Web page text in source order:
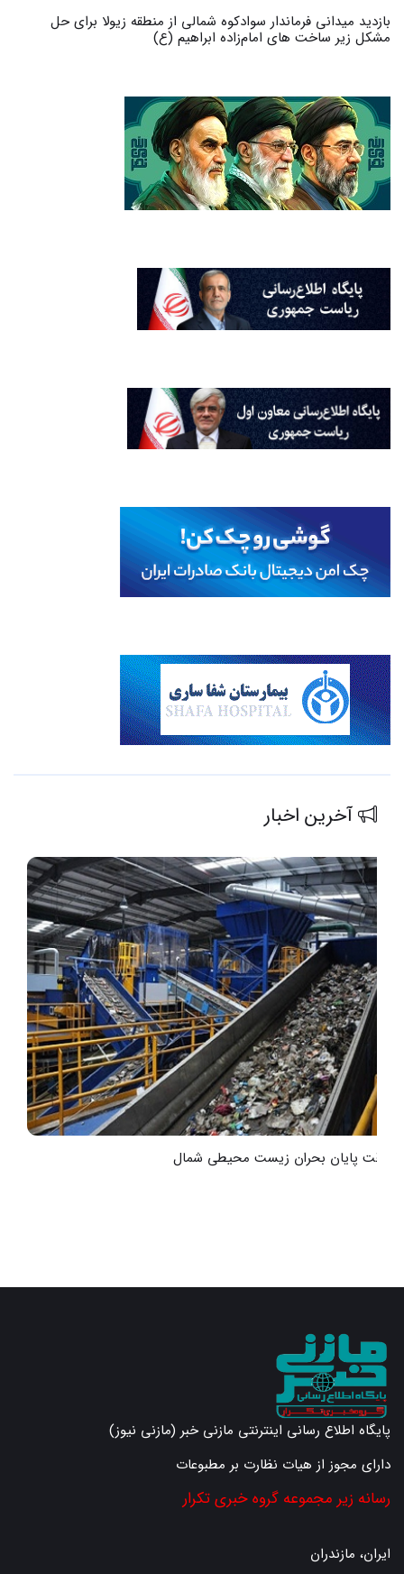
بازدید میدانی فرماندار سوادکوه شمالی از منطقه زیولا برای حل
مشکل زیر ساخت های امام‌زاده ابراهیم (ع)
آخرین اخبار
به‌وقت پایان بحران زیست محیطی شمال
پایگاه اطلاع رسانی اینترنتی مازنی خبر (مازنی نیوز)
دارای مجوز از هیات نظارت بر مطبوعات
رسانه زیر مجموعه گروه خبری تکرار
ایران، مازندران